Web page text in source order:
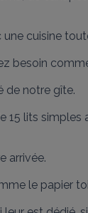
cuisine
de notre gîte.
15 lits
arrivée.
le papier